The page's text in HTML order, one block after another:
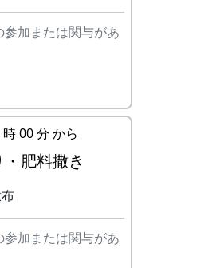
あって、それが
に鶏肉のバーベ
年は雨のために
ったのだ。
ことも出来なく
着はしません。
加または関与があ
00 分 から
肥料撒き
加または関与があ